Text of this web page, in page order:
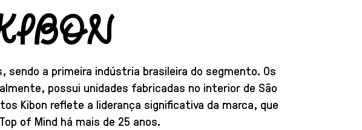
a primeira indústria brasileira do segmento. Os
possui unidades fabricadas no interior de São
Kibon reflete a liderança significativa da marca, que
of Mind há mais de 25 anos.